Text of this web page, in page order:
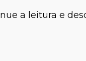
a leitura e